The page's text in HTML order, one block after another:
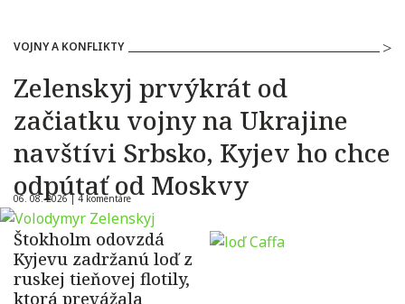
VOJNY A KONFLIKTY
Zelenskyj prvýkrát od
začiatku vojny na Ukrajine
navštívi Srbsko, Kyjev ho chce
odpútať od Moskvy
06. 08. 2026 | 4 komentáre
Štokholm odovzdá
Kyjevu zadržanú loď z
ruskej tieňovej flotily,
ktorá prevážala